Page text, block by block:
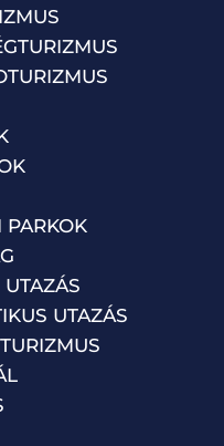
PARKOK
UTAZÁS